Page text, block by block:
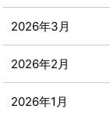
2026年3月
2026年2月
2026年1月